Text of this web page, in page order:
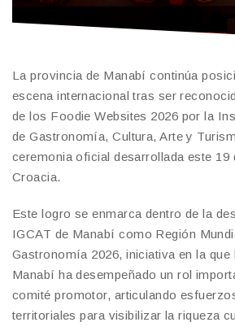
La provincia de Manabí continúa
escena internacional tras ser
de los Foodie Websites 2026 por la
de Gastronomía, Cultura, Arte y
ceremonia oficial desarrollada este 19
Croacia.
Este logro se enmarca dentro de la
IGCAT de Manabí como Región
Gastronomía 2026, iniciativa en la que
Manabí ha desempeñado un rol
comité promotor, articulando
territoriales para visibilizar la riqueza